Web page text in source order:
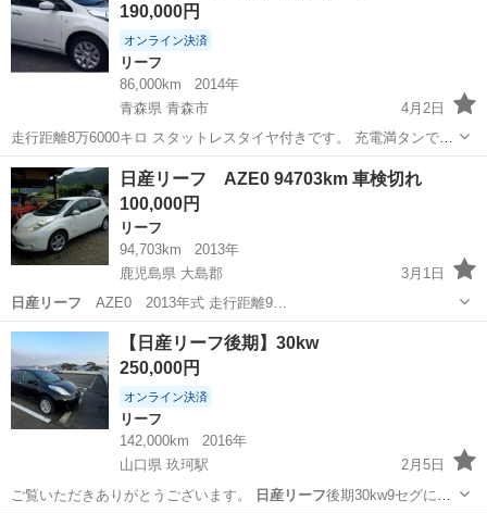
で...
190,000円
オンライン決済
リーフ
86,000km
2014年
青森県 青森市
4月2日
走行距離8万6000キロ スタットレスタイヤ付きです。 充電満タンで
140km走行可能です。 ディーラーにてメンテナンス 機関はモーター、
ミッションに不具合は感じられず機関良好です。 掲載時車検ギリギリ
で19万でお出しして...
青森 青森市 リーフ
日産リーフ AZE0 94703km 車検切れ
100,000円
リーフ
94,703km
2013年
鹿児島県 大島郡
3月1日
日産リーフ AZE0 2013年式 走行距離9…
鹿児島 大島郡 リーフ 日産リーフ
【日産リーフ後期】30kw
250,000円
オンライン決済
リーフ
142,000km
2016年
山口県 玖珂駅
2月5日
ご覧いただきありがとうございます。
日産リーフ後期30kw9セグにな